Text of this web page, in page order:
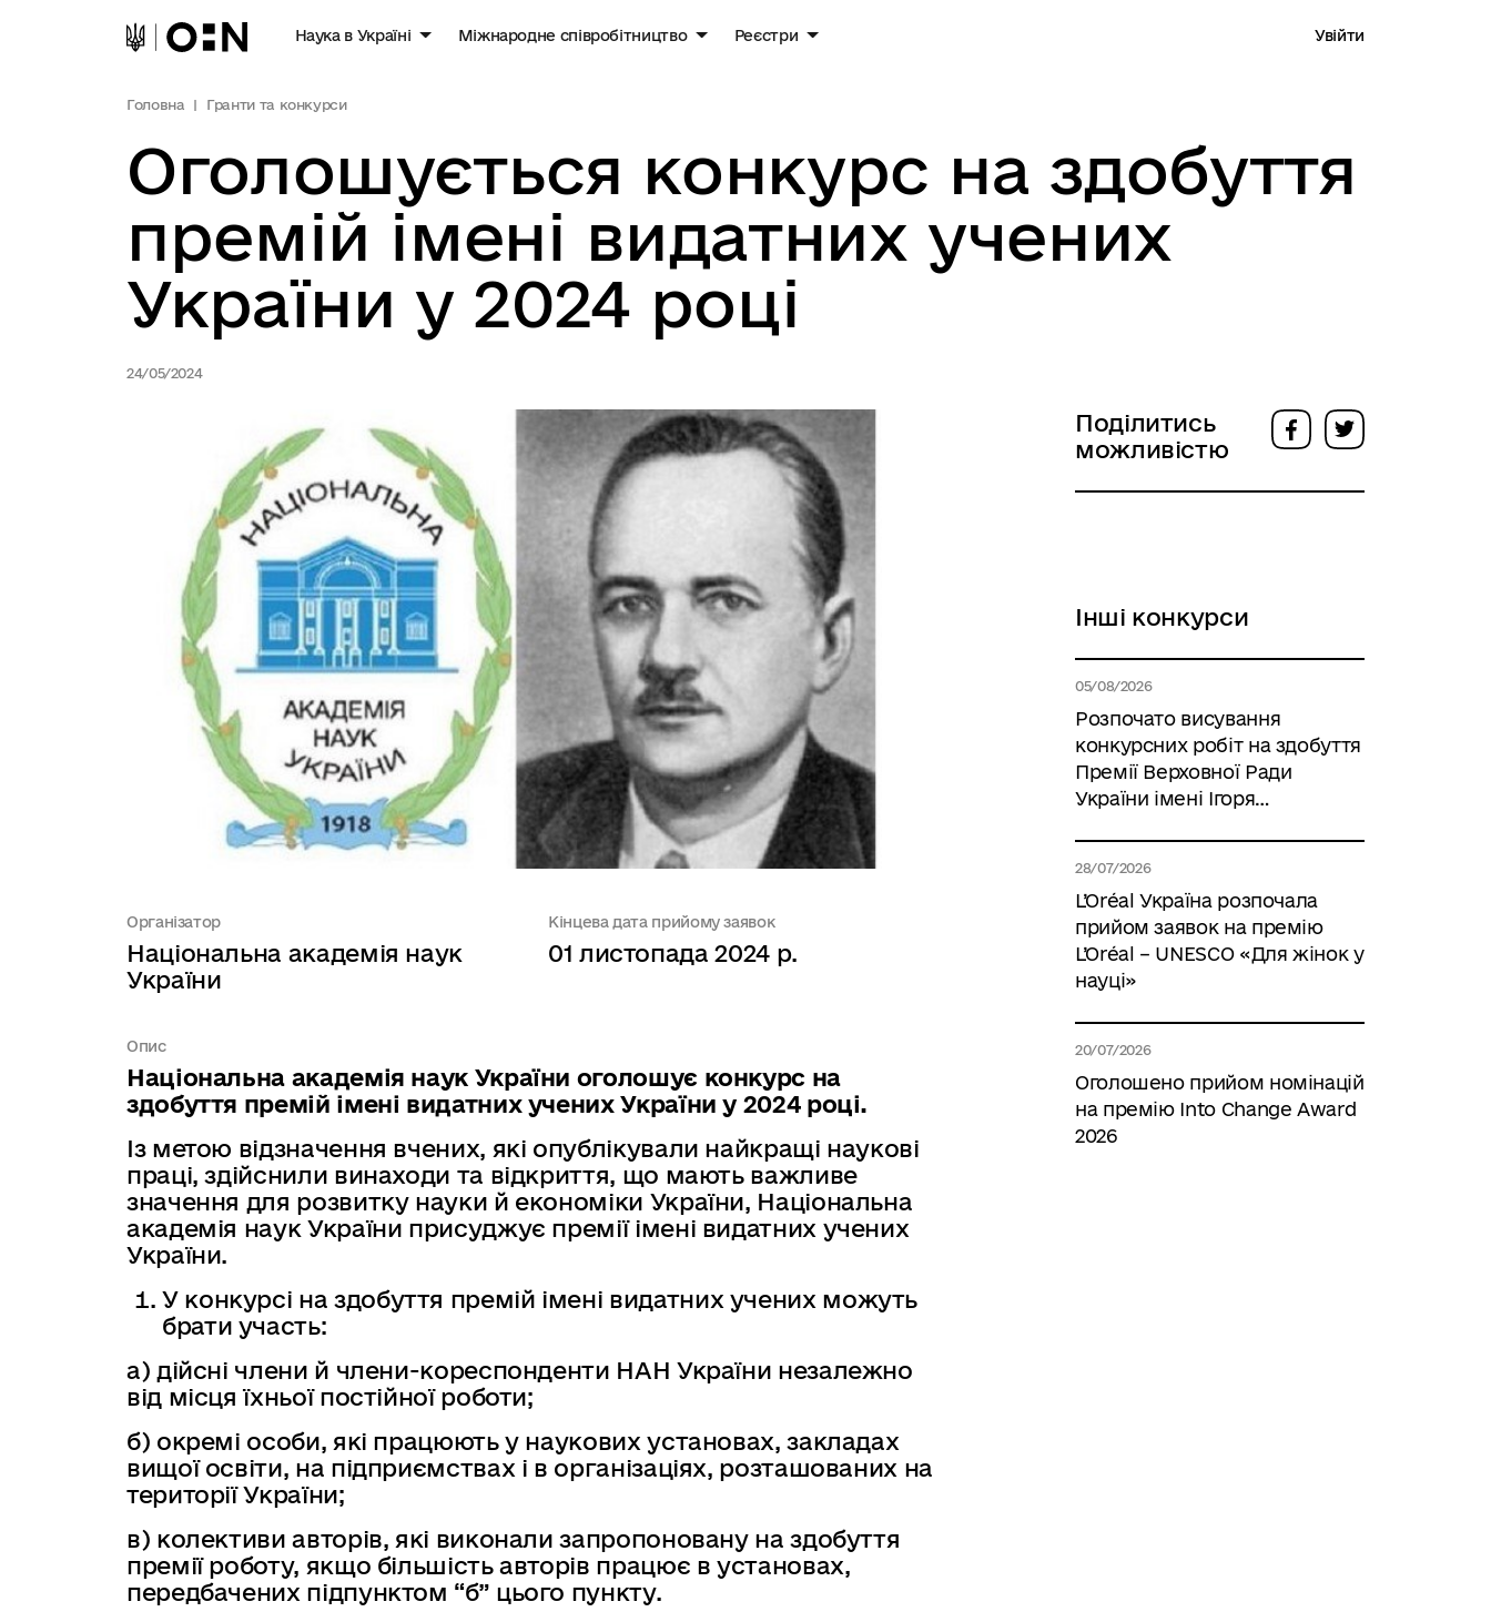
Наука в Україні Міжнародне співробітництво Реєстри Увійти
Головна Гранти та конкурси
Оголошується конкурс на здобуття
премій імені видатних учених
України у 2024 році
24/05/2024
Організатор
Національна академія наук
України
Кінцева дата прийому заявок
01 листопада 2024 р.
Опис
Національна академія наук України оголошує конкурс на
здобуття премій імені видатних учених України у 2024 році.
Із метою відзначення вчених, які опублікували найкращі наукові
праці, здійснили винаходи та відкриття, що мають важливе
значення для розвитку науки й економіки України, Національна
академія наук України присуджує премії імені видатних учених
України.
У конкурсі на здобуття премій імені видатних учених можуть
брати участь:
а) дійсні члени й члени-кореспонденти НАН України незалежно
від місця їхньої постійної роботи;
б) окремі особи, які працюють у наукових установах, закладах
вищої освіти, на підприємствах і в організаціях, розташованих на
території України;
в) колективи авторів, які виконали запропоновану на здобуття
премії роботу, якщо більшість авторів працює в установах,
передбачених підпунктом “б” цього пункту.
Поділитись
можливістю
Інші конкурси
05/08/2026
Розпочато висування
конкурсних робіт на здобуття
Премії Верховної Ради
України імені Ігоря
28/07/2026
L’Oréal Україна розпочала
прийом заявок на премію
L’Oréal – UNESCO «Для жінок у
науці»
20/07/2026
Оголошено прийом номінацій
на премію Into Change Award
2026